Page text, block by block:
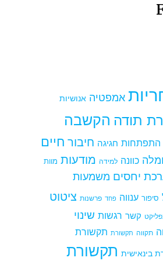
אמפטיה אנושיות
תודה הקשבה
התפתחות חגיגה חיבור חיים
כוונה למידה מודעות מוות
יחסים משמעות
סיפור ענווה פחד פרשנות ציטוט
קשר רגשות שינוי
תקווה תקשורת תקשורת
בינאישית תקשורת